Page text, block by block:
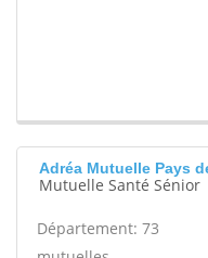
Adréa Mutuelle Pays
Mutuelle Santé Sénior
Département: 73